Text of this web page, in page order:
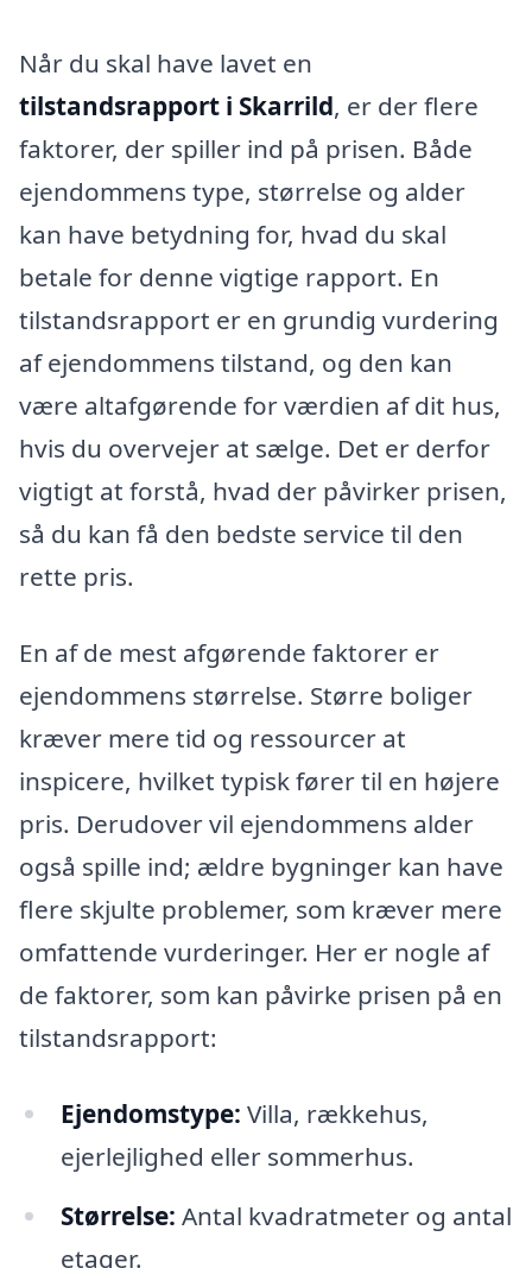
Når du skal have lavet en
tilstandsrapport i Skarrild, er der flere
faktorer, der spiller ind på prisen. Både
ejendommens type, størrelse og alder
kan have betydning for, hvad du skal
betale for denne vigtige rapport. En
tilstandsrapport er en grundig vurdering
af ejendommens tilstand, og den kan
være altafgørende for værdien af dit hus,
hvis du overvejer at sælge. Det er derfor
vigtigt at forstå, hvad der påvirker prisen,
så du kan få den bedste service til den
rette pris.
En af de mest afgørende faktorer er
ejendommens størrelse. Større boliger
kræver mere tid og ressourcer at
inspicere, hvilket typisk fører til en højere
pris. Derudover vil ejendommens alder
også spille ind; ældre bygninger kan have
flere skjulte problemer, som kræver mere
omfattende vurderinger. Her er nogle af
de faktorer, som kan påvirke prisen på en
tilstandsrapport:
Ejendomstype: Villa, rækkehus,
ejerlejlighed eller sommerhus.
Størrelse: Antal kvadratmeter og antal
etager.